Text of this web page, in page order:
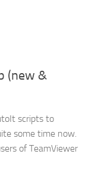
(new &
scripts to
some time now.
of TeamViewer